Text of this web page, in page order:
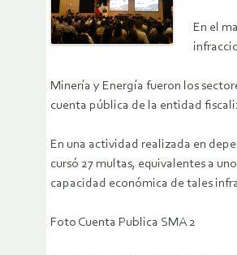
En el
Minería y Energía fueron los
cuenta pública de la entidad
En una actividad realizada en
cursó 27 multas, equivalentes a
capacidad económica de tales
Foto Cuenta Publica SMA 2